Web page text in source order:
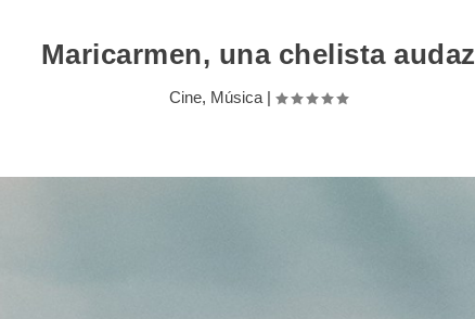
Maricarmen, una chelista audaz
Cine, Música |